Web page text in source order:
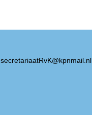
secretariaatRvK@kpnmail.nl.